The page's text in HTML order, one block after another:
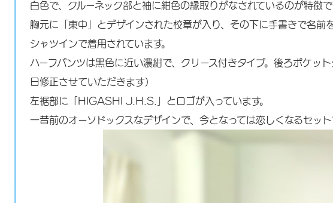
白色で、クルーネック部と袖に紺色の縁取りがなされているのが特徴
胸元に「東中」とデザインされた校章が入り、その下に手書きで名前
シャツインで着用されています。
ハーフパンツは黒色に近い濃紺で、クリース付きタイプ。後ろポケ
日修正させていただきます）
左裾部に「HIGASHI J.H.S.」とロゴが入っています。
一昔前のオーソドックスなデザインで、今となっては恋しくなるセット